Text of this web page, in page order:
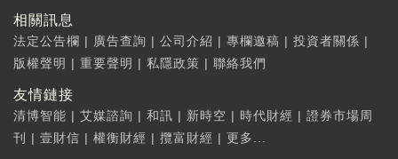
相關訊息
法定公告欄 | 廣告查詢 | 公司介紹 | 專欄邀稿 | 投資者關係 |
版權聲明 | 重要聲明 | 私隱政策 | 聯絡我們
友情鏈接
清博智能 | 艾媒諮詢 | 和訊 | 新時空 | 時代財經 | 證券市場周
刊
| 壹財信 | 權衡財經 | 攬富財經 | 更多...